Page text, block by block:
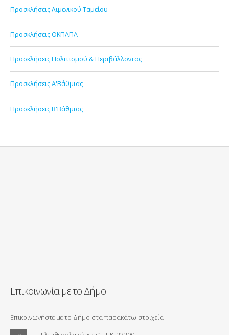
Προσκλήσεις Λιμενικού Ταμείου
Προσκλήσεις ΟΚΠΑΠΑ
Προσκλήσεις Πολιτισμού & Περιβάλλοντος
Προσκλήσεις Α'Βάθμιας
Προσκλήσεις Β'Βάθμιας
Επικοινωνία με το Δήμο
Επικοινωνήστε με το Δήμο στα παρακάτω στοιχεία